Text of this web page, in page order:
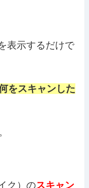
表示するだけで
をスキャンした
ク）のスキャン